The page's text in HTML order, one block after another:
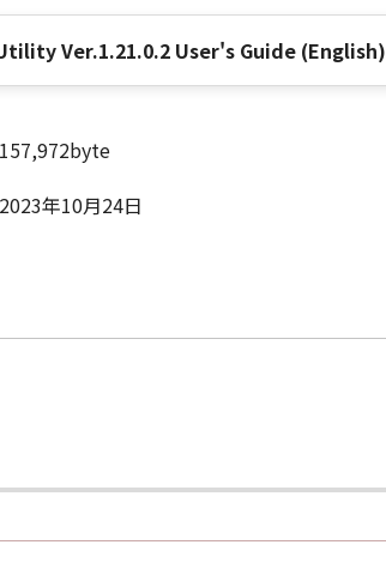
本契約書を終了させることができま
terms are used in 48 C.F.R. 12.212
味し、指し示すものとします。
他の条項は完全に有効に存続するものと
Ver.1.21.0.2 User's Guide (English)
157,972byte
2023年10月24日